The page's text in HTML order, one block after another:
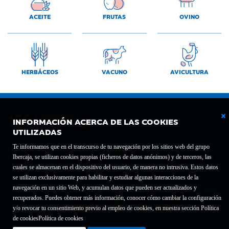
INFORMACIÓN ACERCA DE LAS COOKIES
UTILIZADAS
Te informamos que en el transcurso de tu navegación por los sitios web del grupo
Ibercaja, se utilizan cookies propias (ficheros de datos anónimos) y de terceros, las
cuales se almacenan en el dispositivo del usuario, de manera no intrusiva. Estos datos
se utilizan exclusivamente para habilitar y estudiar algunas interacciones de la
navegación en un sitio Web, y acumulan datos que pueden ser actualizados y
recuperados. Puedes obtener más información, conocer cómo cambiar la configuración
y/o revocar tu consentimiento previo al empleo de cookies, en nuestra sección Política
de cookiesPolítica de cookies
ACEITE FRUTAS OVINO
HERBÁCEOS VACUNO AVICULTURA
Fundación Bancaria Ibercaja C.I.F. G-50000652.
Inscrita en el Registro de Fundaciones del Mº de Educación, Cultura y Deporte con el nº
1689.
Domicilio social: Joaquín Costa, 13. 50001 Zaragoza.
Contacto
Declaración de accesibilidad
Aviso legal Política de privacidad Política de Cookies